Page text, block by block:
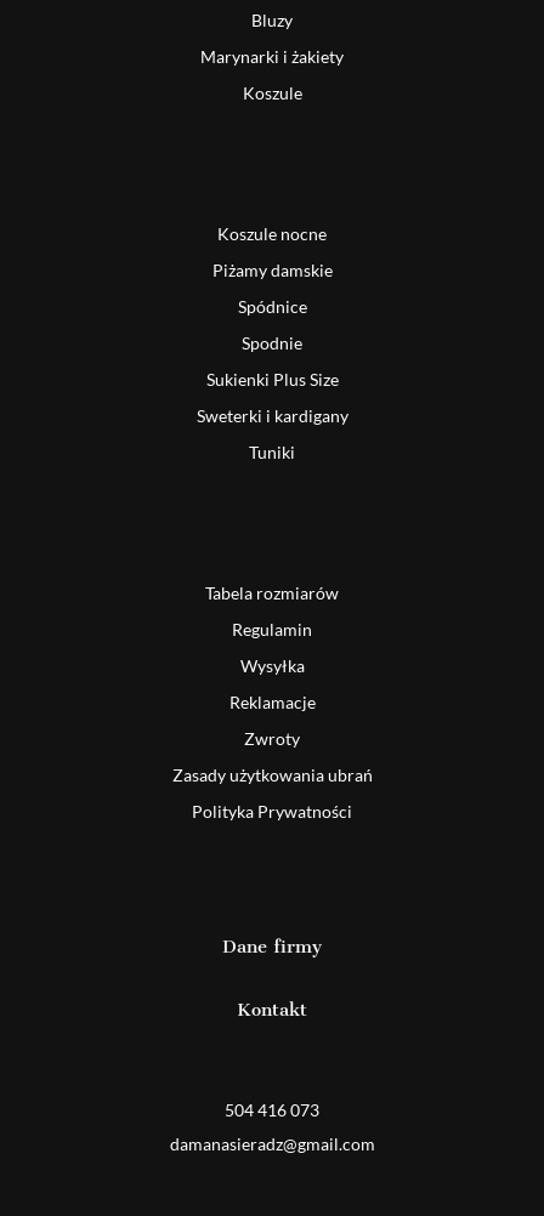
Bluzy
Marynarki i żakiety
Koszule
Koszule nocne
Piżamy damskie
Spódnice
Spodnie
Sukienki Plus Size
Sweterki i kardigany
Tuniki
Tabela rozmiarów
Regulamin
Wysyłka
Reklamacje
Zwroty
Zasady użytkowania ubrań
Polityka Prywatności
Dane firmy
Kontakt
504 416 073
damanasieradz@gmail.com